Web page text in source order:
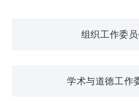
组织工作委
学术与道德工作